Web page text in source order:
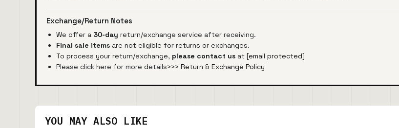
Exchange/Return Notes
We offer a 30-day return/exchange service after receiving.
Final sale items are not eligible for returns or exchanges.
To process your return/exchange, please contact us at [email protected]
Please click here for more details>>> Return & Exchange Policy
YOU MAY ALSO LIKE